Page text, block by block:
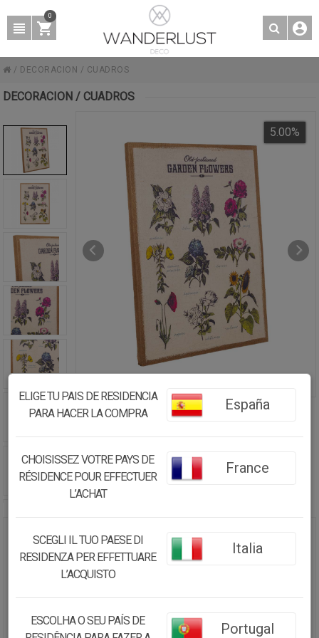
0
/ DECORACION / CUADROS
DECORACION / CUADROS
CUADRO DE MADERA Y TELA
IMPRESA 50X70X3
32.55€
5.00%
30.93€
ELIGE TU PAIS DE RESIDENCIA
PARA HACER LA COMPRA
España
CHOISISSEZ VOTRE PAYS DE
RÉSIDENCE POUR EFFECTUER
L’ACHAT
France
SCEGLI IL TUO PAESE DI
RESIDENZA PER EFFETTUARE
L’ACQUISTO
Italia
ESCOLHA O SEU PAÍS DE
Portugal